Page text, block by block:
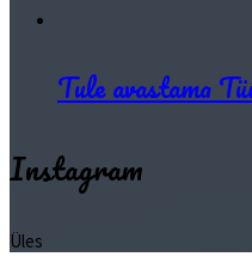
Tule avastama
Instagram
Üles